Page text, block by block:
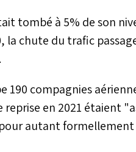
tombé à 5% de son
la chute du trafic
190 compagnies
reprise en 2021 étaient
autant formellement